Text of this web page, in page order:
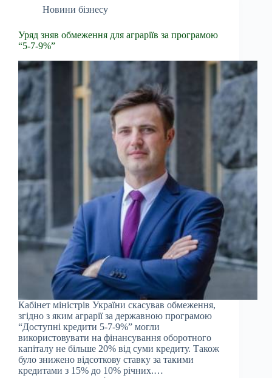
Новини бізнесу
Уряд зняв обмеження для аграріїв за програмою
“5-7-9%”
Кабінет міністрів України скасував обмеження,
згідно з яким аграрії за державною програмою
“Доступні кредити 5-7-9%” могли
використовувати на фінансування оборотного
капіталу не більше 20% від суми кредиту. Також
було знижено відсоткову ставку за такими
кредитами з 15% до 10% річних.…